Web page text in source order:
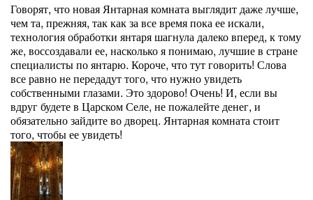
Говорят, что новая Янтарная комната выглядит даже лучше,
чем та, прежняя, так как за все время пока ее искали,
технология обработки янтаря шагнула далеко вперед, к тому
же, воссоздавали ее, насколько я понимаю, лучшие в стране
специалисты по янтарю. Короче, что тут говорить! Слова
все равно не передадут того, что нужно увидеть
собственными глазами. Это здорово! Очень! И, если вы
вдруг будете в Царском Селе, не пожалейте денег, и
обязательно зайдите во дворец. Янтарная комната стоит
того, чтобы ее увидеть!